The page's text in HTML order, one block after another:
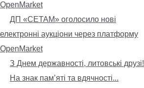
OpenMarket
ДП «СЕТАМ» оголосило нові
електронні аукціони через платформу
OpenMarket
З Днем державності, литовські друзі!
На знак пам’яті та вдячності...